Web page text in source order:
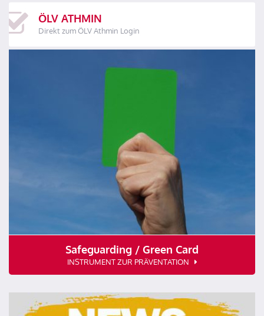
ÖLV ATHMIN
Direkt zum ÖLV Athmin Login
Safeguarding / Green Card
INSTRUMENT ZUR PRÄVENTATION